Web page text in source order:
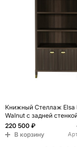
Книжный Стеллаж Elsa
Walnut с задней
220 500 ₽
В корзину